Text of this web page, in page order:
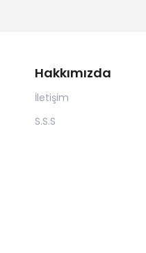
Hakkımızda
İletişim
S.S.S